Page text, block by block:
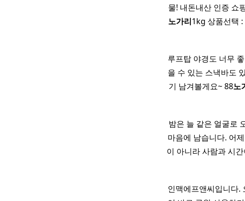
물! 내돈내산 인증 쇼
노가리1kg 상품선택 :
루프탑 야경도 너무
을 수 있는 스낵바도
기 남겨볼게요~ 88노
밤은 늘 같은 얼굴로
마음에 남습니다. 어
이 아니라 사람과 시
인맥에프앤씨입니다.